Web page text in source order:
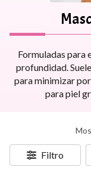
Formuladas para
profundidad.
para minimizar
para piel
Filtro